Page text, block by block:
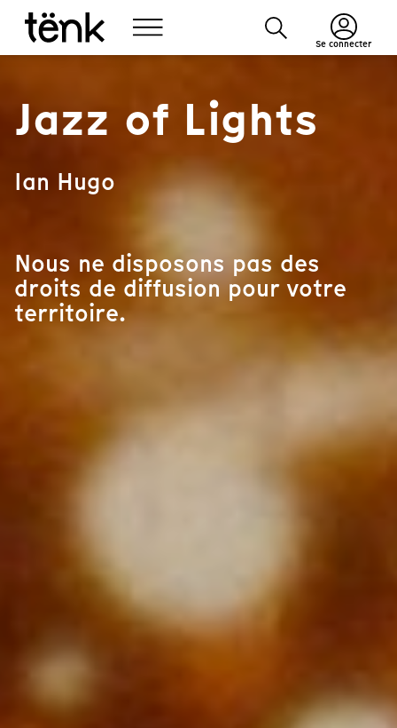
Se connecter
Jazz of Lights
Ian Hugo
Nous ne disposons pas des
droits de diffusion pour votre
territoire.